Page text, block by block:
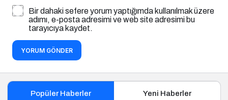
Bir dahaki sefere yorum yaptığımda kullanılmak üzere
adımı, e-posta adresimi ve web site adresimi bu
tarayıcıya kaydet.
YORUM GÖNDER
Popüler Haberler Yeni Haberler